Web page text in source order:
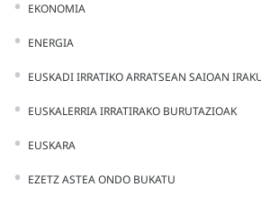
EKONOMIA
ENERGIA
EUSKADI IRRATIKO ARRATSEAN SAIOAN
EUSKALERRIA IRRATIRAKO BURUTAZIOAK
EUSKARA
EZETZ ASTEA ONDO BUKATU